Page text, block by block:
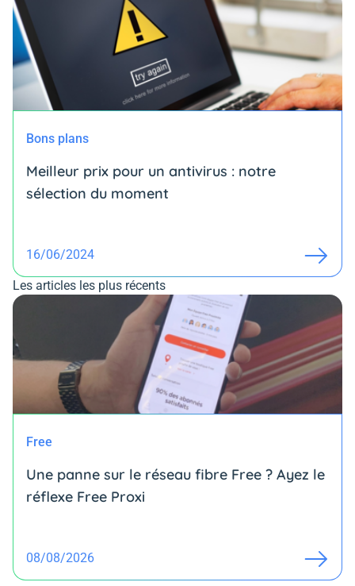
Bons plans
Meilleur prix pour un antivirus : notre
sélection du moment
16/06/2024
Les articles les plus récents
Free
Une panne sur le réseau fibre Free ? Ayez le
réflexe Free Proxi
08/08/2026